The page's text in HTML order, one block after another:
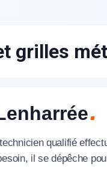
grilles
qualifié
il se dépêche